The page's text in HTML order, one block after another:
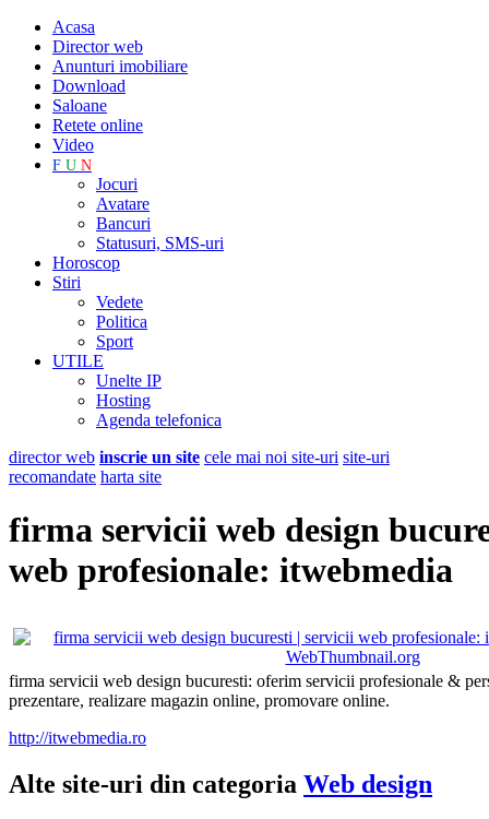
Acasa
Director web
Anunturi imobiliare
Download
Saloane
Retete online
Video
F U N
Jocuri
Avatare
Bancuri
Statusuri, SMS-uri
Horoscop
Stiri
Vedete
Politica
Sport
UTILE
Unelte IP
Hosting
Agenda telefonica
director web inscrie un site cele mai noi site-uri site-uri
recomandate harta site
firma servicii web design
web profesionale: itwebmedia
firma servicii web design bucuresti: oferim servicii profesionale &
prezentare, realizare magazin online, promovare online.
http://itwebmedia.ro
Alte site-uri din categoria Web design